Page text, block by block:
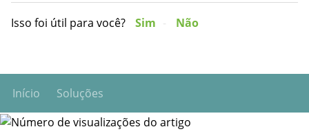
Isso foi útil para você? Sim Não
Início Soluções